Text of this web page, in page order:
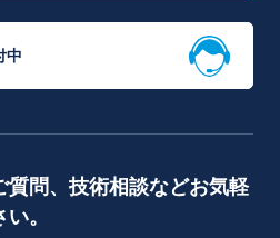
中
質問、技術相談などお気軽
。